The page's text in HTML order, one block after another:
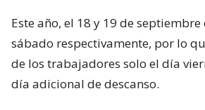
Este año, el 18 y 19 de septiembre
sábado respectivamente, por lo
de los trabajadores solo el día
día adicional de descanso.